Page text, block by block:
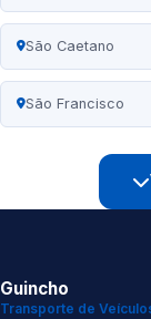
São Caetano
São Francisco
Guincho
Transporte de